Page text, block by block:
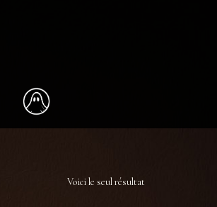
Voici le seul résultat